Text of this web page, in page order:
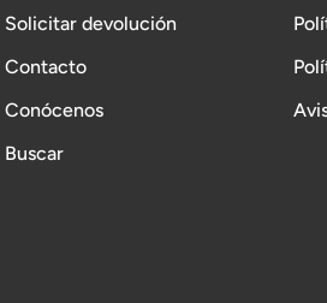
Solicitar devolución
Contacto
Conócenos
Buscar